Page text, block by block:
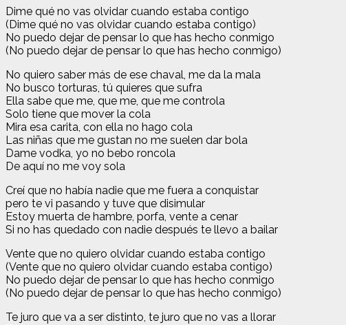
Dime qué no vas olvidar cuando estaba contigo
(Dime qué no vas olvidar cuando estaba contigo)
No puedo dejar de pensar lo que has hecho conmigo
(No puedo dejar de pensar lo que has hecho conmigo)
No quiero saber más de ese chaval, me da la mala
No busco torturas, tú quieres que sufra
Ella sabe que me, que me, que me controla
Solo tiene que mover la cola
Mira esa carita, con ella no hago cola
Las niñas que me gustan no me suelen dar bola
Dame vodka, yo no bebo roncola
De aquí no me voy sola
Creí que no había nadie que me fuera a conquistar
pero te vi pasando y tuve que disimular
Estoy muerta de hambre, porfa, vente a cenar
Si no has quedado con nadie después te llevo a bailar
Vente que no quiero olvidar cuando estaba contigo
(Vente que no quiero olvidar cuando estaba contigo)
No puedo dejar de pensar lo que has hecho conmigo
(No puedo dejar de pensar lo que has hecho conmigo)
Te juro que va a ser distinto, te juro que no vas a llorar